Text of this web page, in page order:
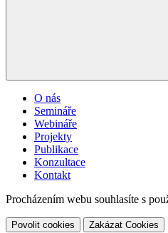
O nás
Semináře
Webináře
Projekty
Publikace
Konzultace
Kontakt
Procházením webu souhlasíte s
Povolit cookies Zakázat Cookies